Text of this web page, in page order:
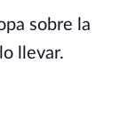
sobre la
llevar.